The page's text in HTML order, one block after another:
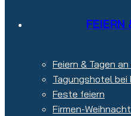
FEIERN
Feiern & Tagen
Tagungshotel bei
Feste feiern
Firmen-